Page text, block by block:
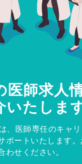
医師求人
いたしま
、医師専任のキャ
ポートいたします
わせください。